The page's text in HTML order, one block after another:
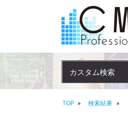
カスタム検索
TOP 検索結果